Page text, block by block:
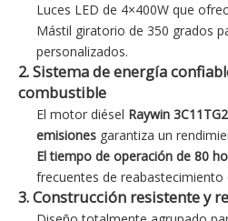
Luces LED de 4×400W que
Mástil giratorio de 350 grados
personalizados.
2. Sistema de energía
combustible
El motor diésel Raywin
emisiones garantiza un
El tiempo de operación de 80
frecuentes de reabastecimiento
3. Construcción resistente y